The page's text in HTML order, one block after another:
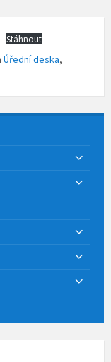
Stáhnout
Úřední deska,